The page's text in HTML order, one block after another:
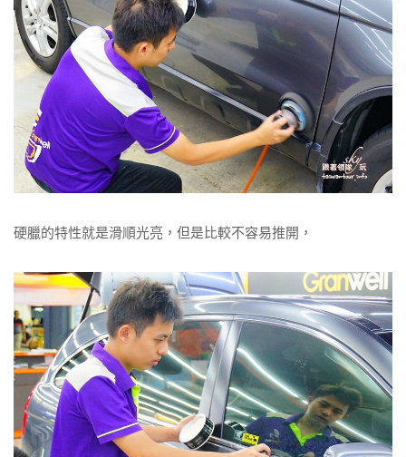
硬臘的特性就是滑順光亮，但是比較不容易推開，